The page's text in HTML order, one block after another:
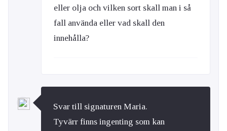
eller olja och vilken sort skall man i så
fall använda eller vad skall den
innehålla?
Svar till signaturen Maria.
Tyvärr finns ingenting som kan